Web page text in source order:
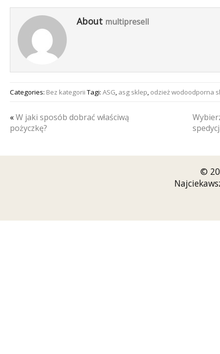
About multipresell
Categories: Bez kategoriiTagi: ASG, asg sklep, odzież wodoodporna
«W jaki sposób dobrać właściwą
pożyczkę?
©